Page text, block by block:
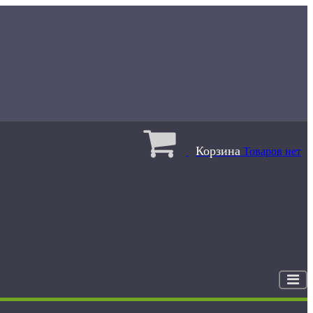
Корзина Товаров нет